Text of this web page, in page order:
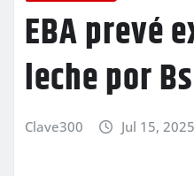
EBA prevé
leche por
Clave300 Jul 15, 2025